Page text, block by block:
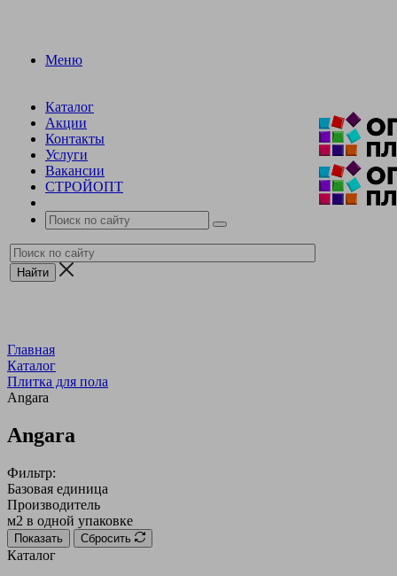
Меню
Каталог
Акции
Контакты
Услуги
Вакансии
СТРОЙОПТ
Главная
Каталог
Плитка для пола
Angara
Angara
Фильтр:
Базовая единица
Производитель
м2 в одной упаковке
Показать Сбросить
Каталог